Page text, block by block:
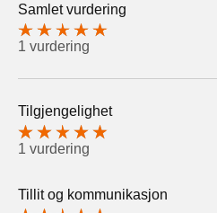
Samlet vurdering
1 vurdering
Tilgjengelighet
1 vurdering
Tillit og kommunikasjon